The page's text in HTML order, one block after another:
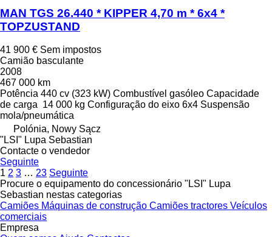
MAN TGS 26.440 * KIPPER 4,70 m * 6x4 *
TOPZUSTAND
41 900 € Sem impostos
Camião basculante
2008
467 000 km
Potência 440 cv (323 kW) Combustível gasóleo Capacidade
de carga 14 000 kg Configuração do eixo 6x4 Suspensão
mola/pneumática
Polónia, Nowy Sącz
"LSI" Lupa Sebastian
Contacte o vendedor
Seguinte
1 2 3 … 23 Seguinte
Procure o equipamento do concessionário "LSI" Lupa
Sebastian nestas categorias
Camiões Máquinas de construção Camiões tractores Veículos
comerciais
Empresa